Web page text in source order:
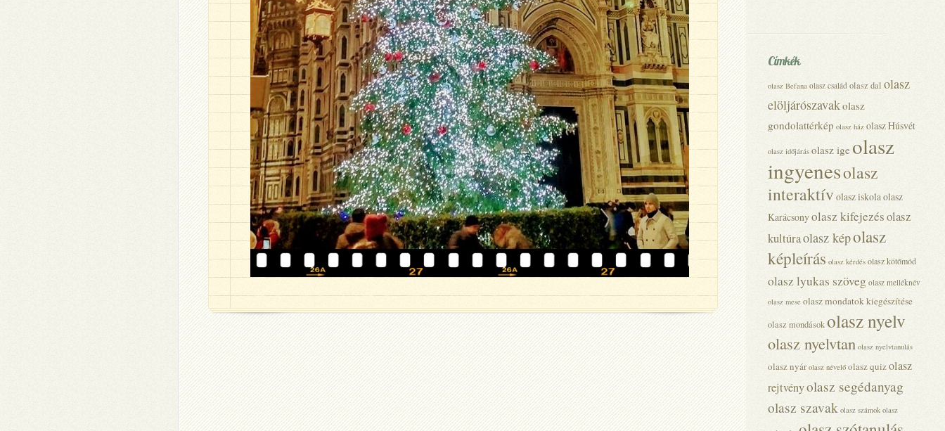
Címkék
olasz Befana olasz család olasz dal olasz
elöljárószavakolasz
gondolattérkép olasz ház olasz Húsvét
olasz időjárás olasz ige olasz
ingyenesolasz
interaktívolasz iskolaolasz
Karácsonyolasz kifejezésolasz
kultúraolasz képolasz
képleírás olasz kérdés olasz kötőmód
olasz lyukas szöveg olasz melléknév
olasz mese olasz mondatok kiegészítése
olasz mondásokolasz nyelv
olasz nyelvtan olasz nyelvtanulás
olasz nyár olasz névelő olasz quizolasz
rejtvényolasz segédanyag
olasz szavak olasz számok olasz